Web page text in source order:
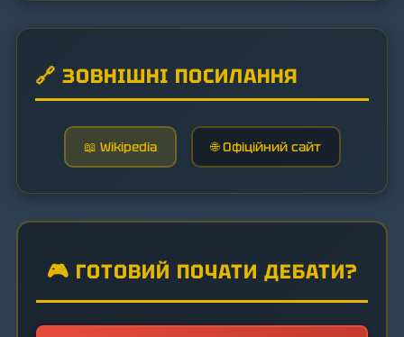
🔗 ЗОВНІШНІ ПОСИЛАННЯ
📖 Wikipedia 🌐 Офіційний сайт
🎮 ГОТОВИЙ ПОЧАТИ ДЕБАТИ?